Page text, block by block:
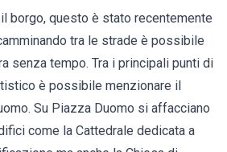
borgo, questo è stato recentemente
tra le strade è possibile
senza tempo. Tra i principali punti di
è possibile menzionare il
Su Piazza Duomo si affacciano
come la Cattedrale dedicata a